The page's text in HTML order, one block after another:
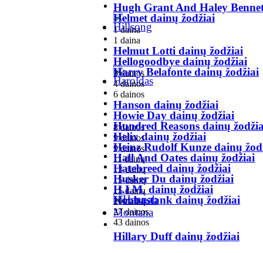
Hugh Grant And Haley
1 daina
Helmet dainų žodžiai
1 daina
Helmut Lotti dainų žodžiai
3 dainos
Hellogoodbye dainų žodžiai
4 dainos
Harry Belafonte dainų žodžiai
6 dainos
Hanson dainų žodžiai
8 dainos
Howie Day dainų žodžiai
9 dainos
Hundred Reasons dainų
9 dainos
Helix dainų žodžiai
11 dainų
Heinz Rudolf Kunze dainų
13 dainų
Hall And Oates dainų žodžiai
15 dainų
Hatebreed dainų žodžiai
15 dainų
Husker Du dainų žodžiai
20 dainų
H.I.M. dainų žodžiai
27 dainos
Hoobastank dainų žodžiai
43 dainos
Hillary Duff dainų žodžiai